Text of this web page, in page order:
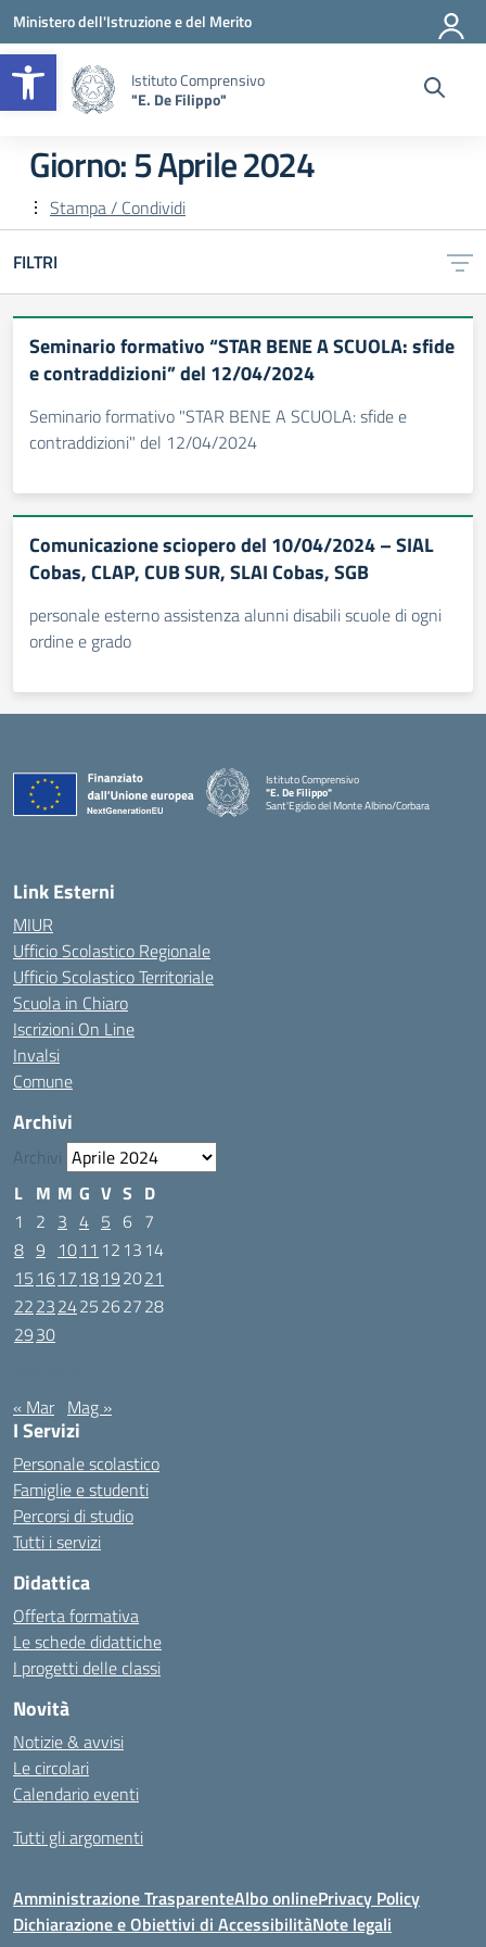
Apri la barra degli strumenti
Vai ai contenuti
Vai al menu di navigazione
Vai al footer
Ministero dell'Istruzione e del Merito
Istituto Comprensivo
"E. De Filippo"
Giorno:5 Aprile 2024
Stampa / Condividi
FILTRI
Seminario formativo “STAR BENE A SCUOLA: sfide
e contraddizioni” del 12/04/2024
Seminario formativo "STAR BENE A SCUOLA: sfide e
contraddizioni" del 12/04/2024
Comunicazione sciopero del 10/04/2024 – SIAL
Cobas, CLAP, CUB SUR, SLAI Cobas, SGB
personale esterno assistenza alunni disabili scuole di ogni
ordine e grado
Istituto Comprensivo
"E. De Filippo"
Sant'Egidio del Monte Albino/Corbara
Link Esterni
MIUR
Ufficio Scolastico Regionale
Ufficio Scolastico Territoriale
Scuola in Chiaro
Iscrizioni On Line
Invalsi
Comune
Archivi
Archivi
L M M G V S D
1
2 3 4 5 6 7
8 9 1011 12 13 14
15 1617 18192021
22232425262728
2930
« Mar Mag »
I Servizi
Personale scolastico
Famiglie e studenti
Percorsi di studio
Tutti i servizi
Didattica
Offerta formativa
Le schede didattiche
I progetti delle classi
Novità
Notizie & avvisi
Le circolari
Calendario eventi
Tutti gli argomenti
Amministrazione TrasparenteAlbo onlinePrivacy Policy
Dichiarazione e Obiettivi di AccessibilitàNote legali